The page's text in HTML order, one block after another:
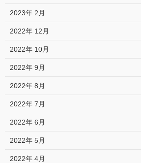
2023年 2月
2022年 12月
2022年 10月
2022年 9月
2022年 8月
2022年 7月
2022年 6月
2022年 5月
2022年 4月